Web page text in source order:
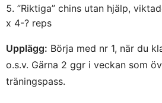
”Riktiga” chins utan hjälp,
x 4-? reps
Upplägg: Börja med nr 1, när du
o.s.v. Gärna 2 ggr i veckan som
träningspass.